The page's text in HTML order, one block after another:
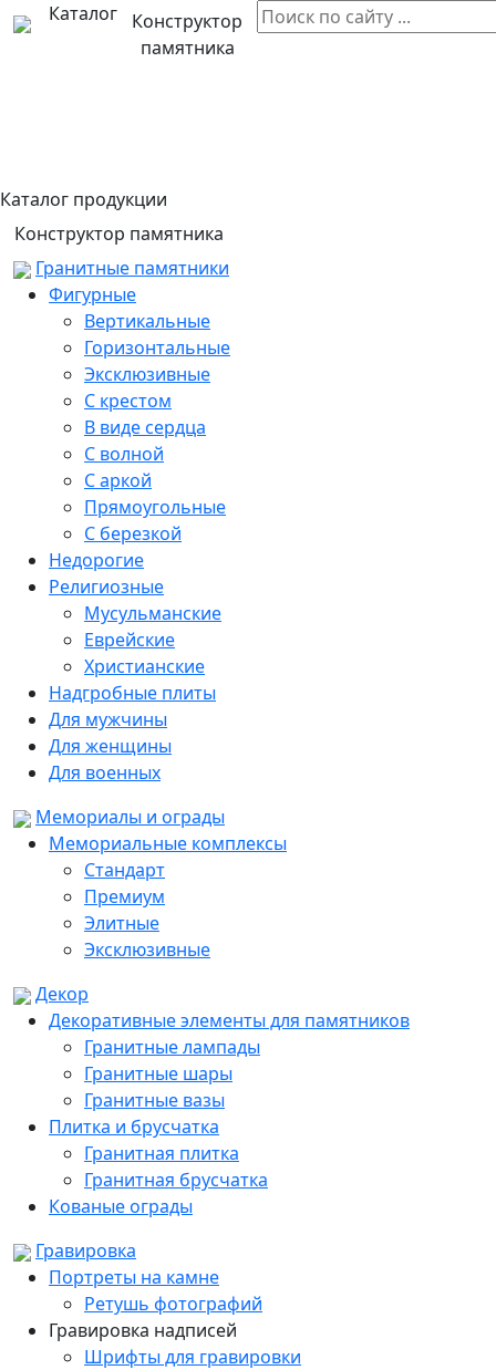
Каталог
Конструктор
памятника
Каталог продукции
Конструктор памятника
Гранитные памятники
Фигурные
Вертикальные
Горизонтальные
Эксклюзивные
С крестом
В виде сердца
С волной
С аркой
Прямоугольные
С березкой
Недорогие
Религиозные
Мусульманские
Еврейские
Христианские
Надгробные плиты
Для мужчины
Для женщины
Для военных
Мемориалы и ограды
Мемориальные комплексы
Стандарт
Премиум
Элитные
Эксклюзивные
Декор
Декоративные элементы для памятников
Гранитные лампады
Гранитные шары
Гранитные вазы
Плитка и брусчатка
Гранитная плитка
Гранитная брусчатка
Кованые ограды
Гравировка
Портреты на камне
Ретушь фотографий
Гравировка надписей
Шрифты для гравировки